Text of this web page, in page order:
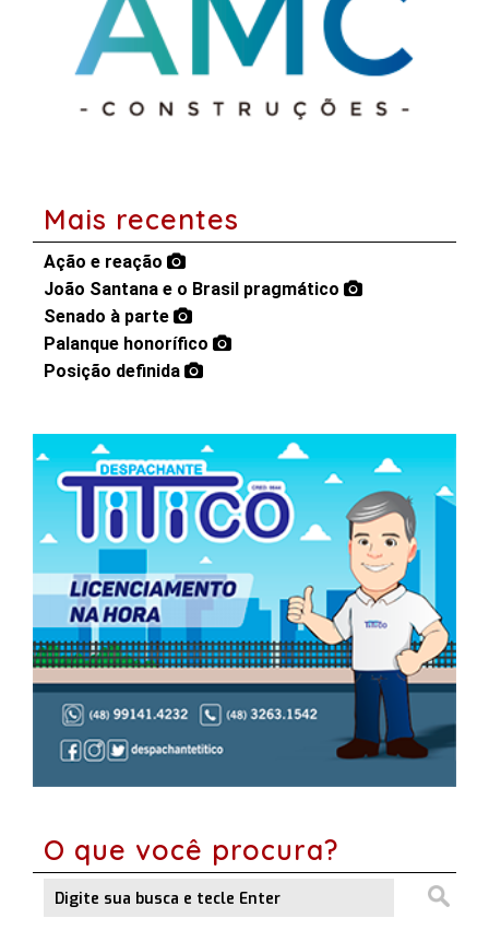
Mais recentes
Ação e reação
João Santana e o Brasil pragmático
Senado à parte
Palanque honorífico
Posição definida
O que você procura?